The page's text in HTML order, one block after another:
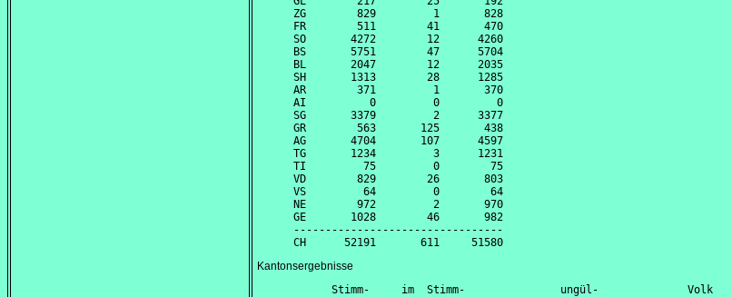
ZG        829         1       828
FR        511        41       470
SO       4272        12      4260
BS       5751        47      5704
BL       2047        12      2035
SH       1313        28      1285
AR        371         1       370
AI          0         0         0
SG       3379         2      3377
GR        563       125       438
AG       4704       107      4597
TG       1234         3      1231
TI         75         0        75
VD        829        26       803
VS         64         0        64
NE        972         2       970
GE       1028        46       982
---------------------------------
Kantonsergebnisse
Stimm-     im  Stimm-               ungül-              Volk